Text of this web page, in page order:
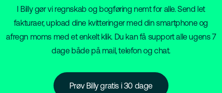
I Billy gør vi regnskab og bogføring nemt for alle. Send let
fakturaer, upload dine kvitteringer med din smartphone og
afregn moms med et enkelt klik. Du kan få support alle ugens 7
dage både på mail, telefon og chat.
Prøv Billy gratis i 30 dage